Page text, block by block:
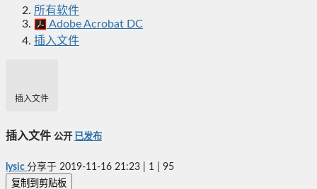
所有软件
Adobe Acrobat DC
插入文件
插入文件
插入文件 公开 已发布
lysic 分享于 2019-11-16 21:23 1 95
复制到剪贴板